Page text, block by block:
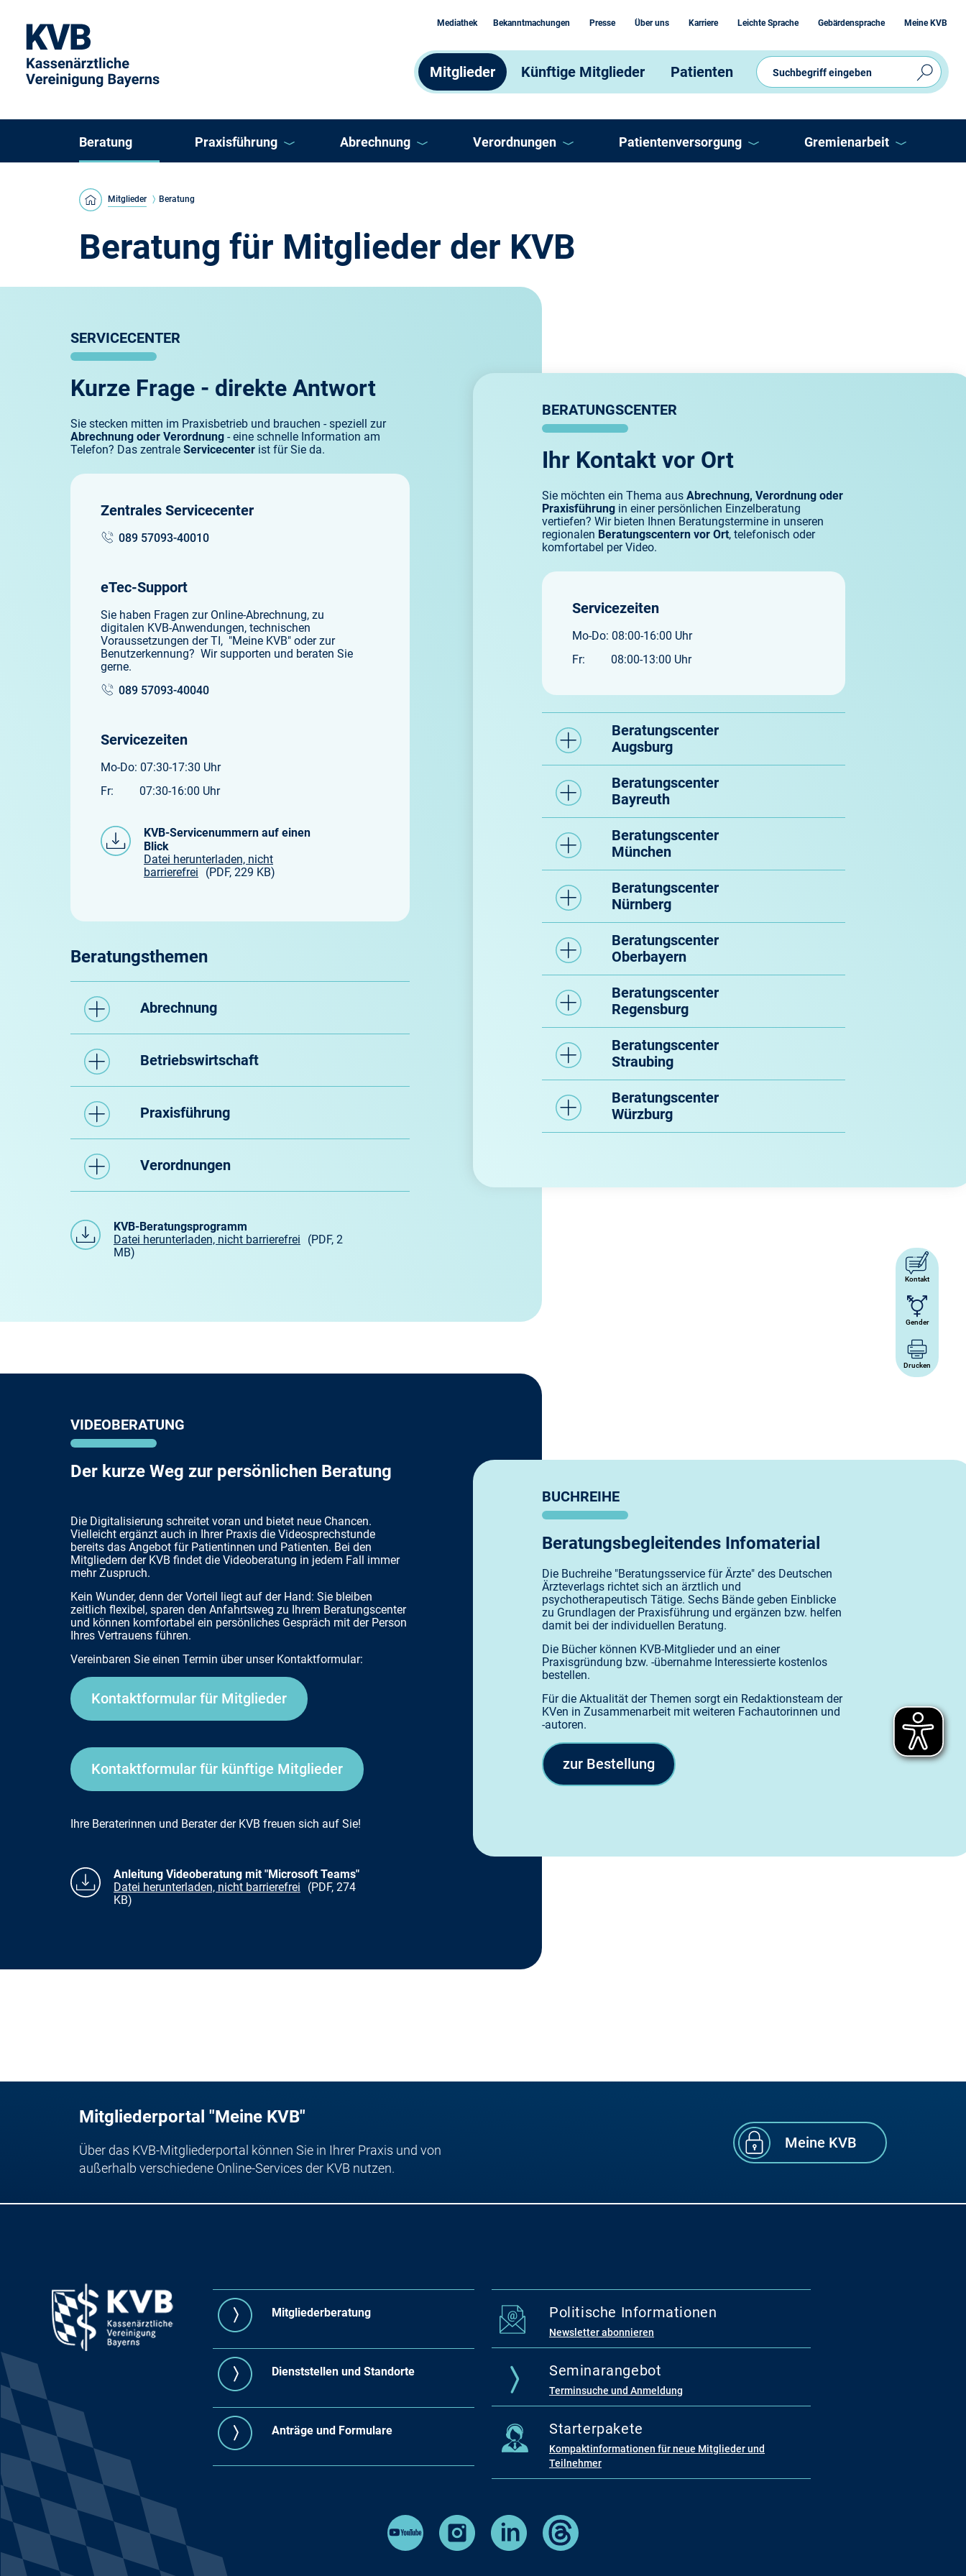
Mediathek Bekanntmachungen Presse Über uns Karriere Leichte Sprache Gebärdensprache Meine KVB
Mitglieder Künftige Mitglieder Patienten
Beratung Praxisführung
KVB ePraxis
Infektionsschutz
Pflichten
Abrechnung
Abrechnungsprüfung
Verordnungen
Verbandmittel
Patientenversorgung
Pflegeheimversorgung
Praxisnetze
Psychiatrische Komplexversorgung
Psychotherapie
Gremienarbeit
Mitglieder Beratung
Beratung für Mitglieder der KVB
SERVICECENTER
Kurze Frage - direkte Antwort
Sie stecken mitten im Praxisbetrieb und brauchen - speziell zur
Abrechnung oder Verordnung - eine schnelle Information am
Telefon? Das zentrale Servicecenter ist für Sie da.
Zentrales Servicecenter
089 57093-40010
eTec-Support
Sie haben Fragen zur Online-Abrechnung, zu
digitalen KVB-Anwendungen, technischen
Voraussetzungen der TI, "Meine KVB" oder zur
Benutzerkennung? Wir supporten und beraten Sie
gerne.
089 57093-40040
Servicezeiten
Mo-Do: 07:30-17:30 Uhr
Fr: 07:30-16:00 Uhr
KVB-Servicenummern auf einen
Blick
Datei herunterladen, nicht
barrierefrei
(PDF, 229 KB)
Beratungsthemen
Abrechnung
Betriebswirtschaft
Praxisführung
Verordnungen
KVB-Beratungsprogramm
Datei herunterladen, nicht barrierefrei
(PDF, 2
MB)
BERATUNGSCENTER
Ihr Kontakt vor Ort
Sie möchten ein Thema aus Abrechnung, Verordnung oder
Praxisführung in einer persönlichen Einzelberatung
vertiefen? Wir bieten Ihnen Beratungstermine in unseren
regionalen Beratungscentern vor Ort, telefonisch oder
komfortabel per Video.
Servicezeiten
Mo-Do: 08:00-16:00 Uhr
Fr: 08:00-13:00 Uhr
Beratungscenter
Augsburg
Beratungscenter
Bayreuth
Beratungscenter
München
Beratungscenter
Nürnberg
Beratungscenter
Oberbayern
Beratungscenter
Regensburg
Beratungscenter
Straubing
Beratungscenter
Würzburg
VIDEOBERATUNG
Der kurze Weg zur persönlichen Beratung
Die Digitalisierung schreitet voran und bietet neue Chancen.
Vielleicht ergänzt auch in Ihrer Praxis die Videosprechstunde
bereits das Angebot für Patientinnen und Patienten. Bei den
Mitgliedern der KVB findet die Videoberatung in jedem Fall immer
mehr Zuspruch.
Kein Wunder, denn der Vorteil liegt auf der Hand: Sie bleiben
zeitlich flexibel, sparen den Anfahrtsweg zu Ihrem Beratungscenter
und können komfortabel ein persönliches Gespräch mit der Person
Ihres Vertrauens führen.
Vereinbaren Sie einen Termin über unser Kontaktformular:
Kontaktformular für Mitglieder
Kontaktformular für künftige Mitglieder
Ihre Beraterinnen und Berater der KVB freuen sich auf Sie!
Anleitung Videoberatung mit "Microsoft Teams"
Datei herunterladen, nicht barrierefrei
(PDF, 274
KB)
BUCHREIHE
Beratungsbegleitendes Infomaterial
Die Buchreihe "Beratungsservice für Ärzte" des Deutschen
Ärzteverlags richtet sich an ärztlich und
psychotherapeutisch Tätige. Sechs Bände geben Einblicke
zu Grundlagen der Praxisführung und ergänzen bzw. helfen
damit bei der individuellen Beratung.
Die Bücher können KVB-Mitglieder und an einer
Praxisgründung bzw. -übernahme Interessierte kostenlos
bestellen.
Für die Aktualität der Themen sorgt ein Redaktionsteam der
KVen in Zusammenarbeit mit weiteren Fachautorinnen und
-autoren.
zur Bestellung
Mitgliederportal "Meine KVB"
Über das KVB-Mitgliederportal können Sie in Ihrer Praxis und von
außerhalb verschiedene Online-Services der KVB nutzen.
Meine KVB
Mitgliederberatung
Dienststellen und Standorte
Anträge und Formulare
Politische Informationen
Newsletter abonnieren
Seminarangebot
Terminsuche und Anmeldung
Starterpakete
Kompaktinformationen für neue Mitglieder und
Teilnehmer
Kontakt
Gender
Drucken